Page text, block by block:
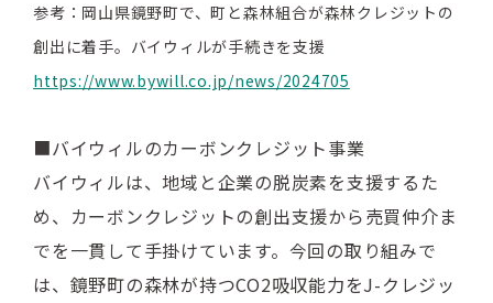
参考：岡山県鏡野町で、町と森林組合が森林クレジットの
創出に着手。バイウィルが手続きを支援
https://www.bywill.co.jp/news/2024705
■バイウィルのカーボンクレジット事業
バイウィルは、地域と企業の脱炭素を支援するた
め、カーボンクレジットの創出支援から売買仲介ま
でを一貫して手掛けています。今回の取り組みで
は、鏡野町の森林が持つCO2吸収能力をJ-クレジッ